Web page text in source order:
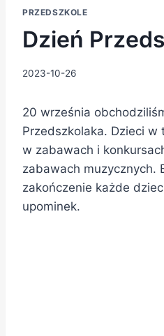
PRZEDSZKOLE
Dzień
2023-10-26
20 września
Przedszkolaka. Dzieci w
w zabawach i
zabawach muzycznych.
zakończenie każde
upominek.